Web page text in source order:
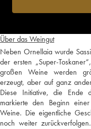
Über das Weingut
Neben Ornellaia wurde
der ersten „Super-
großen Weine werden
erzeugt, aber auf ganz
Diese Initiative, die Ende
markierte den Beginn
Weine. Die eigentliche
noch weiter